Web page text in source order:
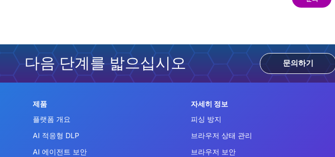
다음 단계를 밟으십시오 문의하기
제품
플랫폼 개요
AI 적응형 DLP
AI 에이전트 보안
자세히 정보
피싱 방지
브라우저 상태 관리
브라우저 보안